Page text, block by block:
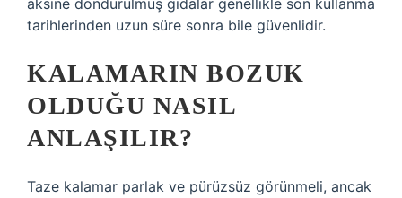
aksine dondurulmuş gıdalar genellikle son kullanma
tarihlerinden uzun süre sonra bile güvenlidir.
KALAMARIN BOZUK
OLDUĞU NASIL
ANLAŞILIR?
Taze kalamar parlak ve pürüzsüz görünmeli, ancak